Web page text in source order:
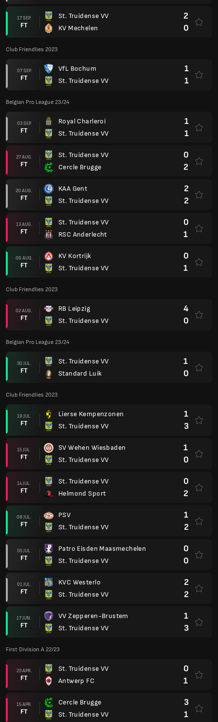
17 SEP.
FT
St. Truidense VV
KV Mechelen
2
0
Club Friendlies 2023
07 SEP.
FT
VfL Bochum
St. Truidense VV
1
1
Belgian Pro League 23/24
03 SEP.
FT
Royal Charleroi
St. Truidense VV
1
1
27 AUG.
FT
St. Truidense VV
Cercle Brugge
0
2
20 AUG.
FT
KAA Gent
St. Truidense VV
2
2
13 AUG.
FT
St. Truidense VV
RSC Anderlecht
0
1
06 AUG.
FT
KV Kortrijk
St. Truidense VV
0
1
Club Friendlies 2023
02 AUG.
FT
RB Leipzig
St. Truidense VV
4
0
Belgian Pro League 23/24
30 JUL.
FT
St. Truidense VV
Standard Luik
1
0
Club Friendlies 2023
19 JUL.
FT
Lierse Kempenzonen
St. Truidense VV
1
3
15 JUL.
FT
SV Wehen Wiesbaden
St. Truidense VV
1
0
14 JUL.
FT
St. Truidense VV
Helmond Sport
0
2
08 JUL.
FT
PSV
St. Truidense VV
1
2
05 JUL.
FT
Patro Eisden Maasmechelen
St. Truidense VV
0
0
01 JUL.
FT
KVC Westerlo
St. Truidense VV
2
2
17 JUN.
FT
VV Zepperen-Brustem
St. Truidense VV
1
3
First Division A 22/23
23 APR.
FT
St. Truidense VV
Antwerp FC
0
1
15 APR.
FT
Cercle Brugge
St. Truidense VV
3
1